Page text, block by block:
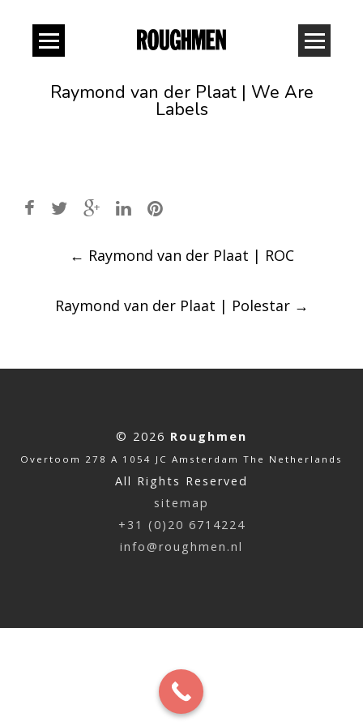
Raymond van der Plaat | We Are
Labels
navigation
← Raymond van der Plaat | ROC
Raymond van der Plaat | Polestar →
© 2026 Roughmen
Overtoom 278 A 1054 JC Amsterdam The Netherlands
All Rights Reserved
sitemap
+31 (0)20 6714224
info@roughmen.nl